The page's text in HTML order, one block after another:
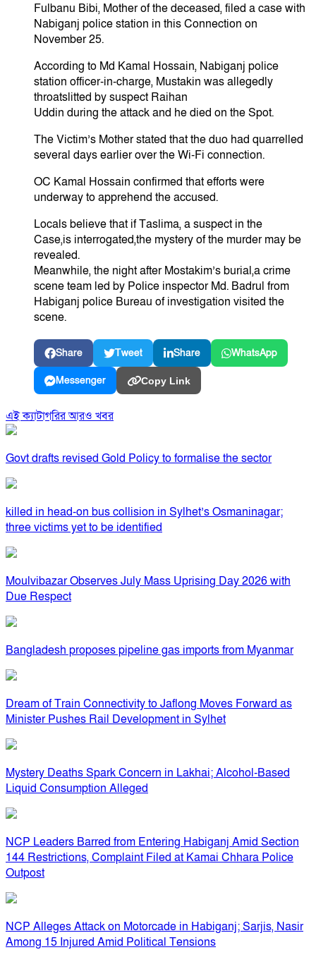
Fulbanu Bibi, Mother of the deceased, filed a case with
Nabiganj police station in this Connection on
November 25.
According to Md Kamal Hossain, Nabiganj police
station officer-in-charge, Mustakin was allegedly
throatslitted by suspect Raihan
Uddin during the attack and he died on the Spot.
The Victim’s Mother stated that the duo had quarrelled
several days earlier over the Wi-Fi connection.
OC Kamal Hossain confirmed that efforts were
underway to apprehend the accused.
Locals believe that if Taslima, a suspect in the
Case,is interrogated,the mystery of the murder may be
revealed.
Meanwhile, the night after Mostakim’s burial,a crime
scene team led by Police inspector Md. Badrul from
Habiganj police Bureau of investigation visited the
scene.
Share Tweet Share WhatsApp
Messenger Copy Link
এই ক্যাটাগরির আরও খবর
Govt drafts revised Gold Policy to formalise the sector
killed in head-on bus collision in Sylhet’s Osmaninagar;
three victims yet to be identified
Moulvibazar Observes July Mass Uprising Day 2026 with
Due Respect
Bangladesh proposes pipeline gas imports from Myanmar
Dream of Train Connectivity to Jaflong Moves Forward as
Minister Pushes Rail Development in Sylhet
Mystery Deaths Spark Concern in Lakhai; Alcohol-Based
Liquid Consumption Alleged
NCP Leaders Barred from Entering Habiganj Amid Section
144 Restrictions, Complaint Filed at Kamai Chhara Police
Outpost
NCP Alleges Attack on Motorcade in Habiganj; Sarjis, Nasir
Among 15 Injured Amid Political Tensions